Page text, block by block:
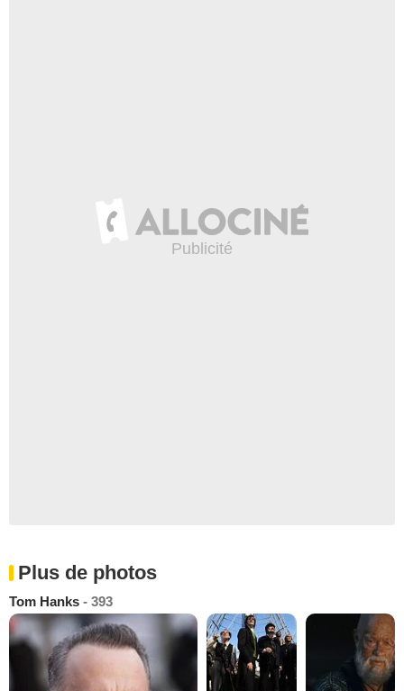
Plus de photos
Tom Hanks - 393